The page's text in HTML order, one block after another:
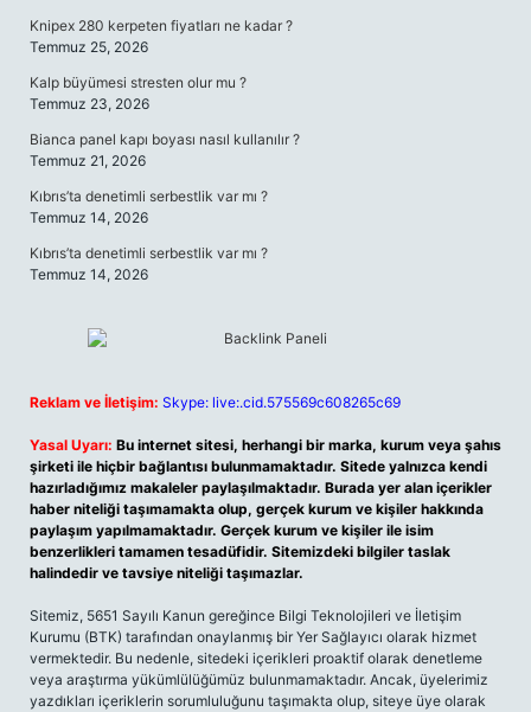
Knipex 280 kerpeten fiyatları ne kadar ?
Temmuz 25, 2026
Kalp büyümesi stresten olur mu ?
Temmuz 23, 2026
Bianca panel kapı boyası nasıl kullanılır ?
Temmuz 21, 2026
Kıbrıs’ta denetimli serbestlik var mı ?
Temmuz 14, 2026
Kıbrıs’ta denetimli serbestlik var mı ?
Temmuz 14, 2026
Reklam ve İletişim: Skype: live:.cid.575569c608265c69
Yasal Uyarı: Bu internet sitesi, herhangi bir marka, kurum veya şahıs
şirketi ile hiçbir bağlantısı bulunmamaktadır. Sitede yalnızca kendi
hazırladığımız makaleler paylaşılmaktadır. Burada yer alan içerikler
haber niteliği taşımamakta olup, gerçek kurum ve kişiler hakkında
paylaşım yapılmamaktadır. Gerçek kurum ve kişiler ile isim
benzerlikleri tamamen tesadüfidir. Sitemizdeki bilgiler taslak
halindedir ve tavsiye niteliği taşımazlar.
Sitemiz, 5651 Sayılı Kanun gereğince Bilgi Teknolojileri ve İletişim
Kurumu (BTK) tarafından onaylanmış bir Yer Sağlayıcı olarak hizmet
vermektedir. Bu nedenle, sitedeki içerikleri proaktif olarak denetleme
veya araştırma yükümlülüğümüz bulunmamaktadır. Ancak, üyelerimiz
yazdıkları içeriklerin sorumluluğunu taşımakta olup, siteye üye olarak